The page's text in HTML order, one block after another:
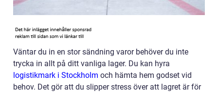
Väntar du in en stor sändning varor behöver du inte
trycka in allt på ditt vanliga lager. Du kan hyra
logistikmark i Stockholm och hämta hem godset vid
behov. Det gör att du slipper stress över att lagret är för